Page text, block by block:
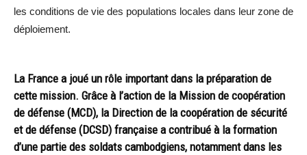
les conditions de vie des populations locales dans leur zone de
déploiement.
La France a joué un rôle important dans la préparation de
cette mission. Grâce à l’action de la Mission de coopération
de défense (MCD), la Direction de la coopération de sécurité
et de défense (DCSD) française a contribué à la formation
d’une partie des soldats cambodgiens, notamment dans les